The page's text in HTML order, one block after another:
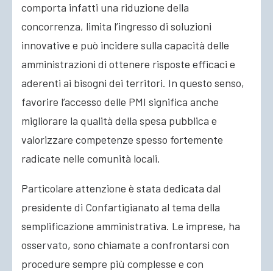
comporta infatti una riduzione della
concorrenza, limita l’ingresso di soluzioni
innovative e può incidere sulla capacità delle
amministrazioni di ottenere risposte efficaci e
aderenti ai bisogni dei territori. In questo senso,
favorire l’accesso delle PMI significa anche
migliorare la qualità della spesa pubblica e
valorizzare competenze spesso fortemente
radicate nelle comunità locali.
Particolare attenzione è stata dedicata dal
presidente di Confartigianato al tema della
semplificazione amministrativa. Le imprese, ha
osservato, sono chiamate a confrontarsi con
procedure sempre più complesse e con